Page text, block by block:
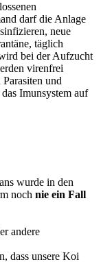
darf die Anlage
neue
täglich
bei der Aufzucht
virenfrei
und
Imunsystem auf
wurde in den
noch nie ein Fall
andere
dass unsere Koi